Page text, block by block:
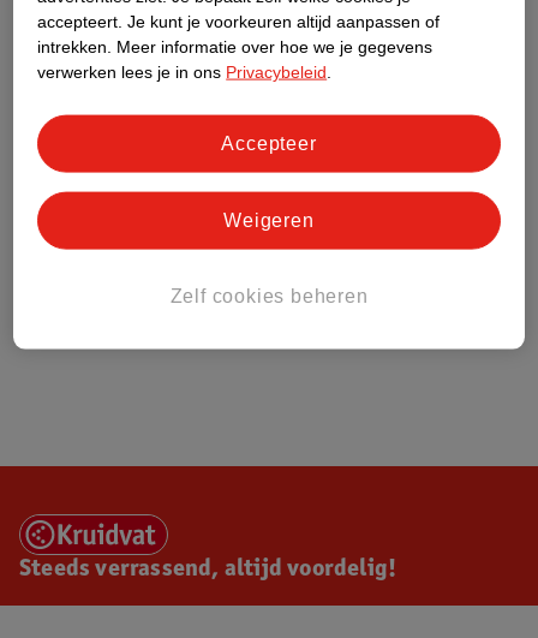
Over Kruidvat
Steeds verrassend, altijd voordelig!
accepteert. Je kunt je voorkeuren altijd aanpassen of
intrekken.
Meer informatie over hoe we je gegevens
verwerken lees je in ons Privacybeleid
Zelf cookies beheren
Weigeren
Accepteer